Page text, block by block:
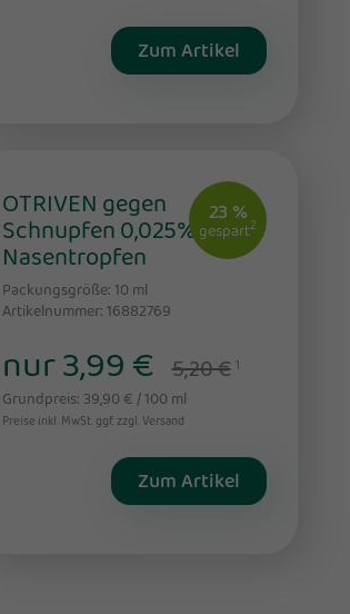
Zum Artikel
23 %
gespart2
OTRIVEN gegen
Schnupfen 0,025%
Nasentropfen
Packungsgröße: 10 ml
Artikelnummer: 16882769
nur 3,99 € 5,20 € 1
Grundpreis: 39,90 € / 100 ml
Preise inkl. MwSt. ggf. zzgl. Versand
Zum Artikel